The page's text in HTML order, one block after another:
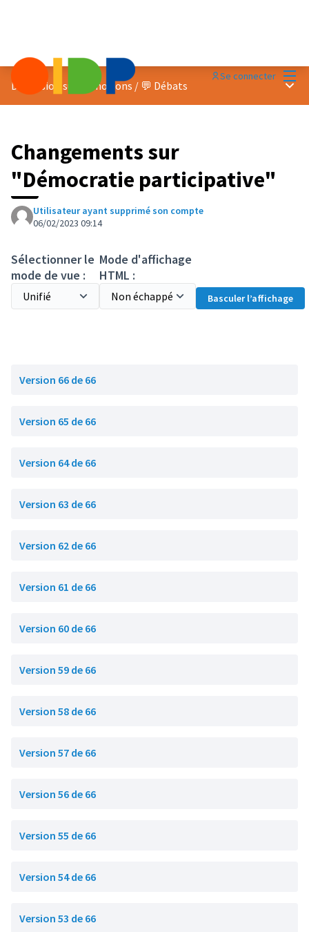
Se connecter
Discussion sur les notions / 💬 Débats
Changements sur
"Démocratie participative"
Utilisateur ayant supprimé son compte
06/02/2023 09:14
Sélectionner le
mode de vue :
Mode d'affichage
HTML :
Basculer l’affichage
Version 66 de 66
Version 65 de 66
Version 64 de 66
Version 63 de 66
Version 62 de 66
Version 61 de 66
Version 60 de 66
Version 59 de 66
Version 58 de 66
Version 57 de 66
Version 56 de 66
Version 55 de 66
Version 54 de 66
Version 53 de 66